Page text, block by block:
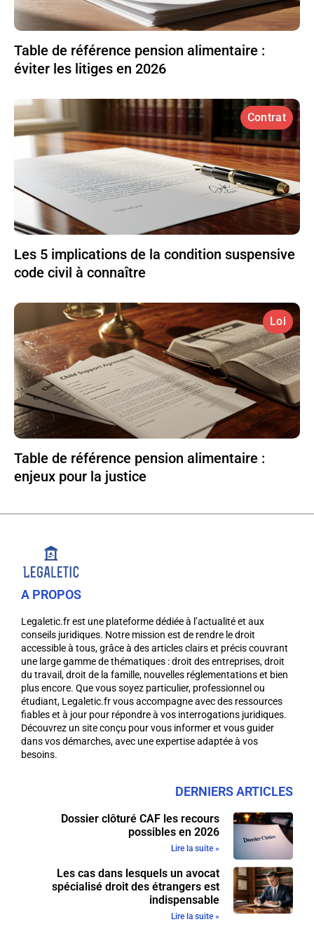
Table de référence pension alimentaire :
éviter les litiges en 2026
Contrat
Les 5 implications de la condition suspensive
code civil à connaître
Loi
Table de référence pension alimentaire :
enjeux pour la justice
A PROPOS
Legaletic.fr est une plateforme dédiée à l’actualité et aux
conseils juridiques. Notre mission est de rendre le droit
accessible à tous, grâce à des articles clairs et précis couvrant
une large gamme de thématiques : droit des entreprises, droit
du travail, droit de la famille, nouvelles réglementations et bien
plus encore. Que vous soyez particulier, professionnel ou
étudiant, Legaletic.fr vous accompagne avec des ressources
fiables et à jour pour répondre à vos interrogations juridiques.
Découvrez un site conçu pour vous informer et vous guider
dans vos démarches, avec une expertise adaptée à vos
besoins.
DERNIERS ARTICLES
Dossier clôturé CAF les recours
possibles en 2026
Lire la suite »
Les cas dans lesquels un avocat
spécialisé droit des étrangers est
indispensable
Lire la suite »